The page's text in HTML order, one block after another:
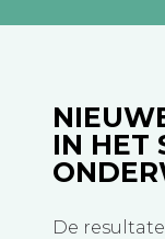
IN HET
De